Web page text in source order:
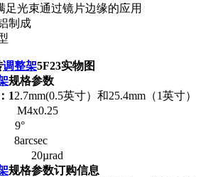
足光束通过镜片边缘的应用
制成
调整架5F23实物图
规格参数
12.7mm(0.5英寸）和25.4mm（1英寸）
9°
20µrad
规格参数订购信息